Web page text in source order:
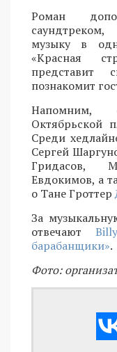
Роман
музыку в
«Красная
познакомит
Напомним,
Октябрьской
Среди
Сергей
Гридасов,
Евдокимов, а
о Тане Гроттер
За
отвечают
барабанщики».
Фото: